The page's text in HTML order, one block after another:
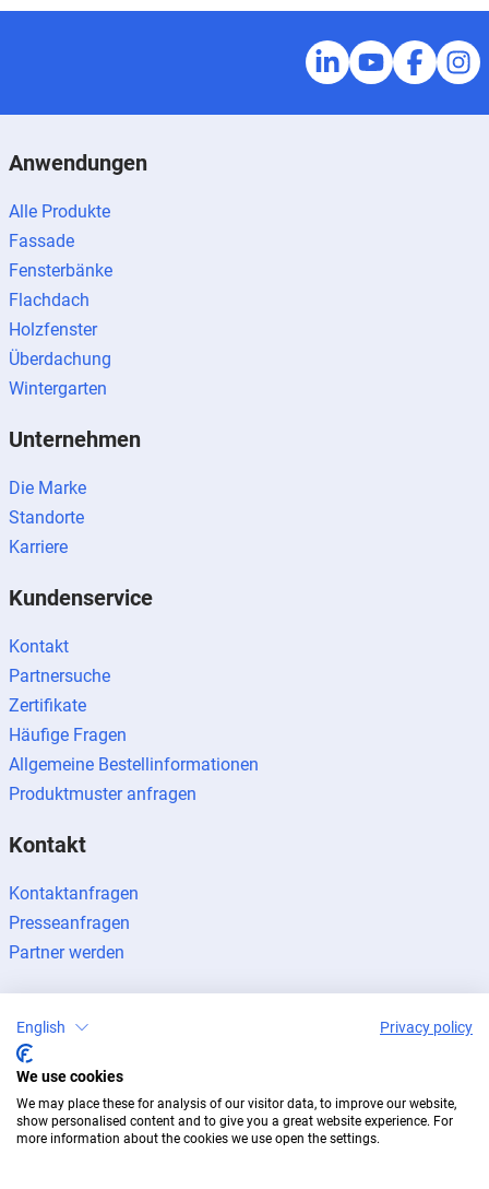
Anwendungen
Alle Produkte
Fassade
Fensterbänke
Flachdach
Holzfenster
Überdachung
Wintergarten
Unternehmen
Die Marke
Standorte
Karriere
Kundenservice
Kontakt
Partnersuche
Zertifikate
Häufige Fragen
Allgemeine Bestellinformationen
Produktmuster anfragen
Kontakt
Kontaktanfragen
Presseanfragen
Partner werden
ImpressumDatenschutz
© 2026 BUG Aluminium-Systeme
English Privacy policy
We use cookies
We may place these for analysis of our visitor data, to improve our website,
show personalised content and to give you a great website experience. For
more information about the cookies we use open the settings.